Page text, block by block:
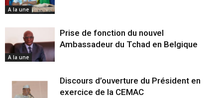
A la une
A la une
Prise de fonction du nouvel
Ambassadeur du Tchad en Belgique
Discours d’ouverture du Président en
exercice de la CEMAC